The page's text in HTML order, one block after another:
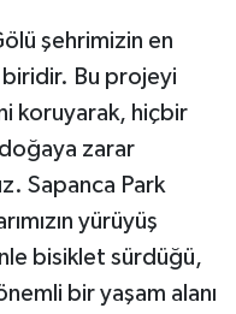
şehrimizin en
biridir. Bu projeyi
koruyarak, hiçbir
zarar
Sapanca Park
yürüyüş
bisiklet sürdüğü,
bir yaşam alanı